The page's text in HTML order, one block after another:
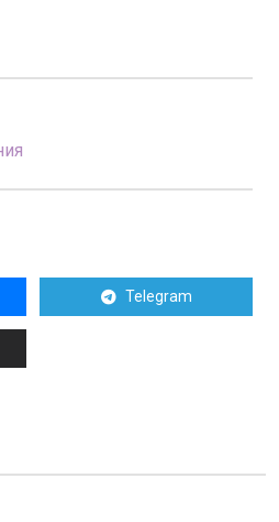
Telegram